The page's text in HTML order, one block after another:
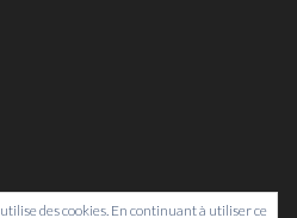
des cookies. En continuant à utiliser ce